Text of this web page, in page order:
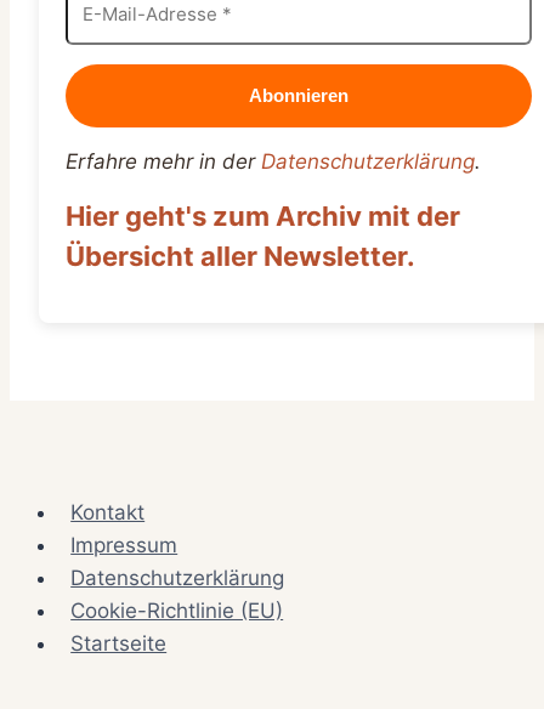
Erfahre mehr in der Datenschutzerklärung.
Hier geht's zum Archiv mit der
Übersicht aller Newsletter.
Kontakt
Impressum
Datenschutzerklärung
Cookie-Richtlinie (EU)
Startseite